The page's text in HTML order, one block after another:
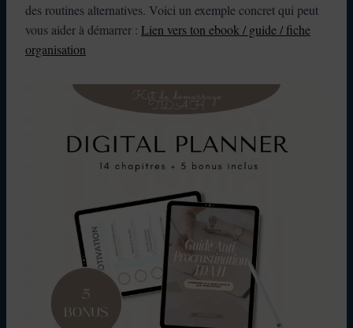
des routines alternatives. Voici un exemple concret qui peut
vous aider à démarrer : Lien vers ton ebook / guide / fiche
organisation